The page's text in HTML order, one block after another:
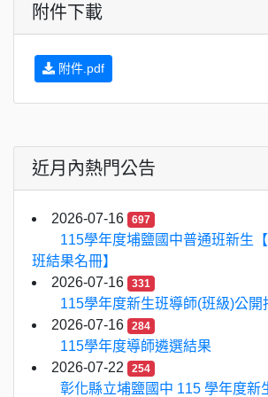
附件下載
附件.pdf
近月內熱門公告
2026-07-16 697
115學年度埔鹽國中普通班新生
班結果名冊】
2026-07-16
331
115學年度新生班導師(班級)公開
2026-07-16
284
115學年度導師遴選結果
2026-07-22
254
彰化縣立埔鹽國中 115 學年度新